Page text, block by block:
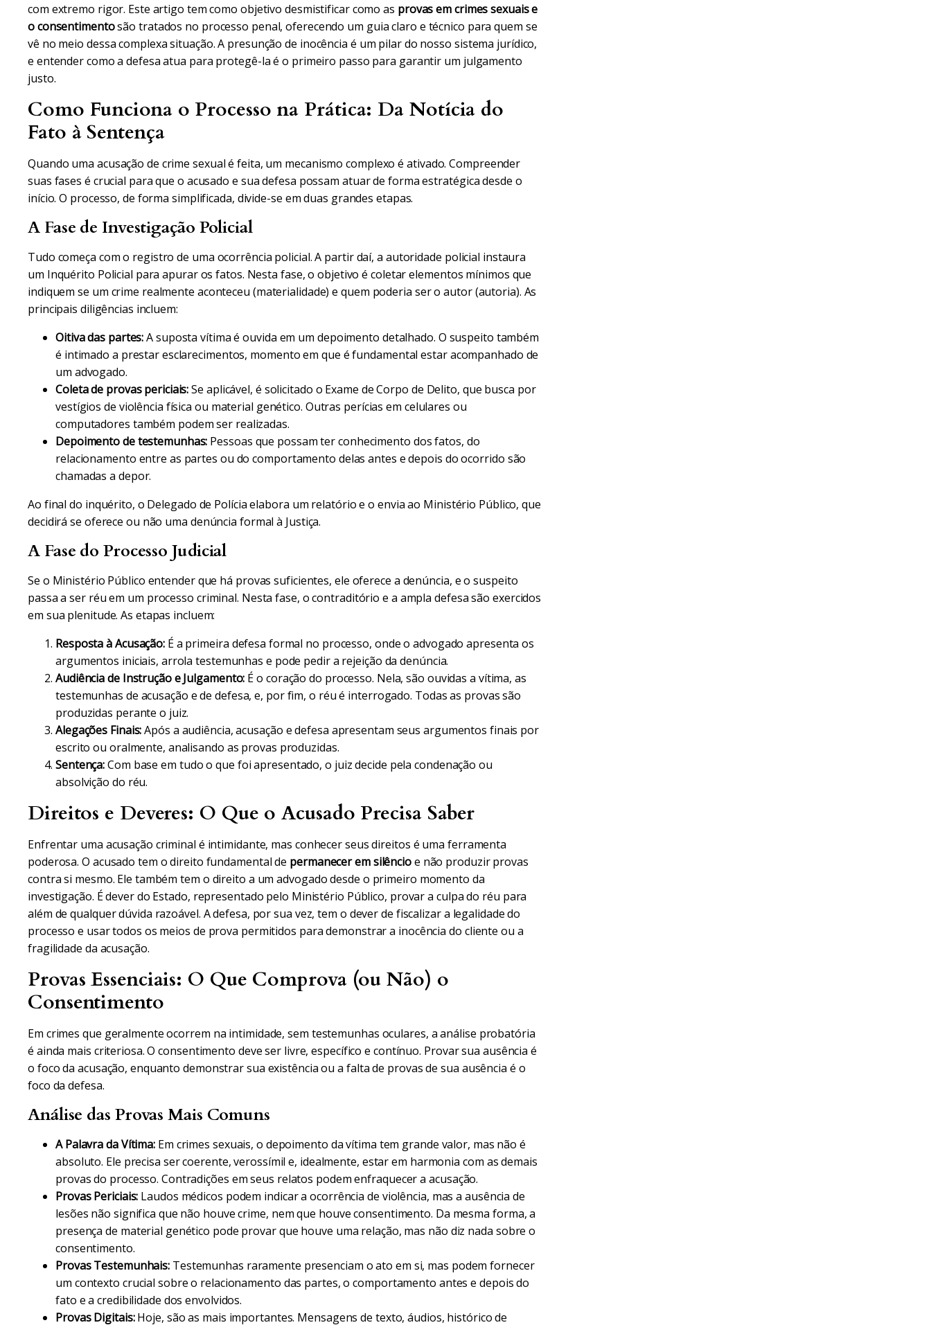
com extremo rigor. Este artigo tem como objetivo desmistificar como as provas em crimes sexuais e
o consentimentosão tratados no processo penal, oferecendo um guia claro e técnico para quem se
vê no meio dessa complexa situação. A presunção de inocência é um pilar do nosso sistema jurídico,
e entender como a defesa atua para protegê-la é o primeiro passo para garantir um julgamento
justo.
Como Funciona o Processo na Prática: Da Notícia do
Fato à Sentença
Quando uma acusação de crime sexual é feita, um mecanismo complexo é ativado. Compreender
suas fases é crucial para que o acusado e sua defesa possam atuar de forma estratégica desde o
início. O processo, de forma simplificada, divide-se em duas grandes etapas.
A Fase de Investigação Policial
Tudo começa com o registro de uma ocorrência policial. A partir daí, a autoridade policial instaura
um Inquérito Policial para apurar os fatos. Nesta fase, o objetivo é coletar elementos mínimos que
indiquem se um crime realmente aconteceu (materialidade) e quem poderia ser o autor (autoria). As
principais diligências incluem:
Oitiva das partes:A suposta vítima é ouvida em um depoimento detalhado. O suspeito também
é intimado a prestar esclarecimentos, momento em que é fundamental estar acompanhado de
um advogado.
Coleta de provas periciais:Se aplicável, é solicitado o Exame de Corpo de Delito, que busca por
vestígios de violência física ou material genético. Outras perícias em celulares ou
computadores também podem ser realizadas.
Depoimento de testemunhas: Pessoas que possam ter conhecimento dos fatos, do
relacionamento entre as partes ou do comportamento delas antes e depois do ocorrido são
chamadas a depor.
Ao final do inquérito, o Delegado de Polícia elabora um relatório e o envia ao Ministério Público, que
decidirá se oferece ou não uma denúncia formal à Justiça.
A Fase do Processo Judicial
Se o Ministério Público entender que há provas suficientes, ele oferece a denúncia, e o suspeito
passa a ser réu em um processo criminal. Nesta fase, o contraditório e a ampla defesa são exercidos
em sua plenitude. As etapas incluem:
Resposta à Acusação: É a primeira defesa formal no processo, onde o advogado apresenta os
argumentos iniciais, arrola testemunhas e pode pedir a rejeição da denúncia.
Audiência de Instrução e Julgamento: É o coração do processo. Nela, são ouvidas a vítima, as
testemunhas de acusação e de defesa, e, por fim, o réu é interrogado. Todas as provas são
produzidas perante o juiz.
Alegações Finais:Após a audiência, acusação e defesa apresentam seus argumentos finais por
escrito ou oralmente, analisando as provas produzidas.
Sentença:Com base em tudo o que foi apresentado, o juiz decide pela condenação ou
absolvição do réu.
Direitos e Deveres: O Que o Acusado Precisa Saber
Enfrentar uma acusação criminal é intimidante, mas conhecer seus direitos é uma ferramenta
poderosa. O acusado tem o direito fundamental de permanecer em silêncioe não produzir provas
contra si mesmo. Ele também tem o direito a um advogado desde o primeiro momento da
investigação. É dever do Estado, representado pelo Ministério Público, provar a culpa do réu para
além de qualquer dúvida razoável. A defesa, por sua vez, tem o dever de fiscalizar a legalidade do
processo e usar todos os meios de prova permitidos para demonstrar a inocência do cliente ou a
fragilidade da acusação.
Provas Essenciais: O Que Comprova (ou Não) o
Consentimento
Em crimes que geralmente ocorrem na intimidade, sem testemunhas oculares, a análise probatória
é ainda mais criteriosa. O consentimento deve ser livre, específico e contínuo. Provar sua ausência é
o foco da acusação, enquanto demonstrar sua existência ou a falta de provas de sua ausência é o
foco da defesa.
Análise das Provas Mais Comuns
A Palavra da Vítima: Em crimes sexuais, o depoimento da vítima tem grande valor, mas não é
absoluto. Ele precisa ser coerente, verossímil e, idealmente, estar em harmonia com as demais
provas do processo. Contradições em seus relatos podem enfraquecer a acusação.
Provas Periciais: Laudos médicos podem indicar a ocorrência de violência, mas a ausência de
lesões não significa que não houve crime, nem que houve consentimento. Da mesma forma, a
presença de material genético pode provar que houve uma relação, mas não diz nada sobre o
consentimento.
Provas Testemunhais: Testemunhas raramente presenciam o ato em si, mas podem fornecer
um contexto crucial sobre o relacionamento das partes, o comportamento antes e depois do
fato e a credibilidade dos envolvidos.
Provas Digitais:Hoje, são as mais importantes. Mensagens de texto, áudios, histórico de